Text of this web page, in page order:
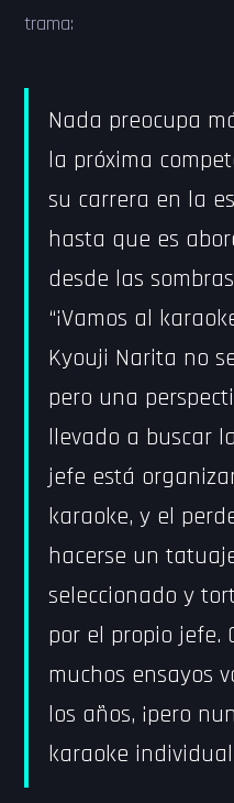
trama:
Nada preocupa
la próxima
su carrera en la
hasta que es
desde las
“¡Vamos al
Kyouji Narita no
pero una
llevado a buscar
jefe está
karaoke, y el
hacerse un
seleccionado y
por el propio jefe.
muchos ensayos
los años, ¡pero
karaoke